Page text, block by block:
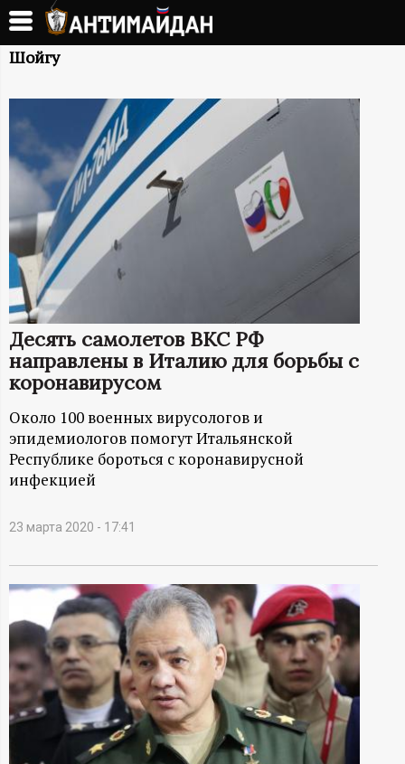
Перейти
основному
А
Н
Т
М
А
Й
Д
А
Н
-
и
н
ф
о
р
м
Шойгу
Десять самолетов ВКС РФ
направлены в Италию для борьбы с
коронавирусом
Около 100 военных вирусологов и
эпидемиологов помогут Итальянской
Республике бороться с коронавирусной
инфекцией
23 марта 2020 - 17:41